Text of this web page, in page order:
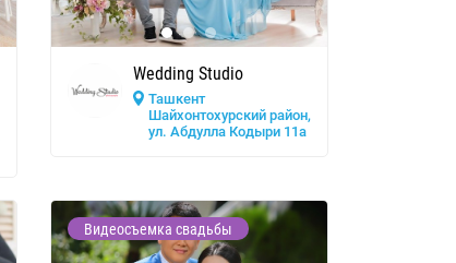
Wedding Studio
Ташкент
Шайхонтохурский район,
ул. Абдулла Кодыри 11a
Видеосъемка свадьбы